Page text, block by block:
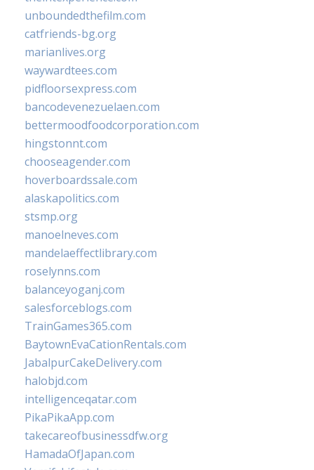
unboundedthefilm.com
catfriends-bg.org
marianlives.org
waywardtees.com
pidfloorsexpress.com
bancodevenezuelaen.com
bettermoodfoodcorporation.com
hingstonnt.com
chooseagender.com
hoverboardssale.com
alaskapolitics.com
stsmp.org
manoelneves.com
mandelaeffectlibrary.com
roselynns.com
balanceyoganj.com
salesforceblogs.com
TrainGames365.com
BaytownEvaCationRentals.com
JabalpurCakeDelivery.com
halobjd.com
intelligenceqatar.com
PikaPikaApp.com
takecareofbusinessdfw.org
HamadaOfJapan.com